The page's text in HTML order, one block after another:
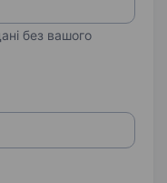
без вашого